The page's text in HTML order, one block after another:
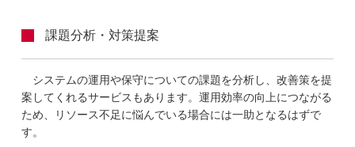
課題分析・対策提案
システムの運用や保守についての課題を分析し、改善策を提
案してくれるサービスもあります。運用効率の向上につながる
ため、リソース不足に悩んでいる場合には一助となるはずで
す。